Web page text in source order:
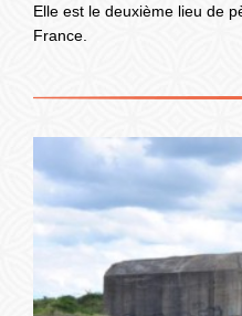
Elle est le deuxième lieu de
France.